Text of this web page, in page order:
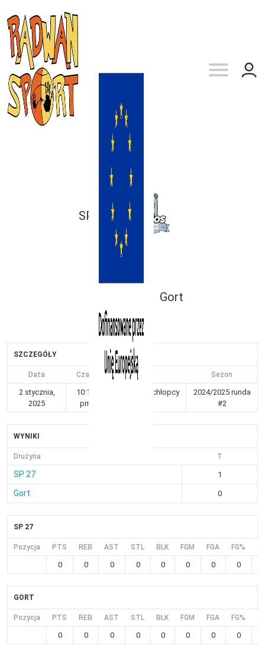
SP 27
Gort
SZCZEGÓŁY
Data Czas Liga Sezon
2 stycznia,
2025
10:17
pm
Kraków 7-8 chłopcy
2024/2025 runda
#2
WYNIKI
Drużyna T
SP 27 1
Gort 0
SP 27
Pozycja PTS REB AST STL BLK FGM FGA FG%
0 0 0 0 0 0 0 0
GORT
Pozycja PTS REB AST STL BLK FGM FGA FG%
0 0 0 0 0 0 0 0